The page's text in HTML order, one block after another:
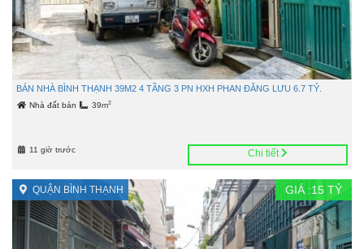
BÁN NHÀ BÌNH THẠNH 39M2 4 TẦNG 3 PN HXH PHAN ĐĂNG LƯU 6.7 TỶ.
Nhà đất bán 39m2
11 giờ trước Chi tiết
QUẬN BÌNH THẠNH GIÁ :15 TỶ